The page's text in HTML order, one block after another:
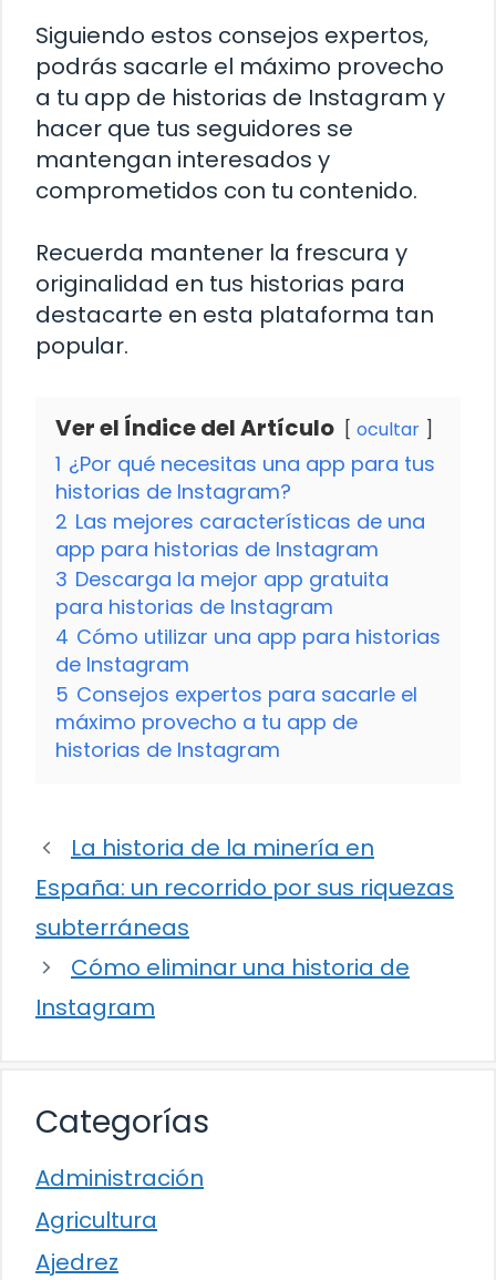
Siguiendo estos consejos expertos,
podrás sacarle el máximo provecho
a tu app de historias de Instagram y
hacer que tus seguidores se
mantengan interesados y
comprometidos con tu contenido.
Recuerda mantener la frescura y
originalidad en tus historias para
destacarte en esta plataforma tan
popular.
Ver el Índice del Artículo ocultar
1 ¿Por qué necesitas una app para tus
historias de Instagram?
2 Las mejores características de una
app para historias de Instagram
3 Descarga la mejor app gratuita
para historias de Instagram
4 Cómo utilizar una app para historias
de Instagram
5 Consejos expertos para sacarle el
máximo provecho a tu app de
historias de Instagram
La historia de la minería en
España: un recorrido por sus riquezas
subterráneas
Cómo eliminar una historia de
Instagram
Categorías
Administración
Agricultura
Ajedrez